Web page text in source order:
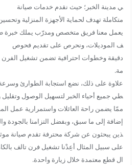
ي مدينة الخبر؛ حيث نقدم خدمات صيانة
متكاملة تهدف لحماية الأجهزة المنزلية
يعمل معنا فريق متخصص ومدرّب يملك خبرة
ف الموديلات، ونحرص على تقديم فحوص
دقيقة وخطوات احترافية تضمن تشغيل الفرن
مة.
علاوة على ذلك، نضع استجابة الطوارئ
طي جميع أحياء الخبر لتسهيل الوصول وتقليل
ممّا يضمن راحة العائلات واستمرارية عمل
إضافة إلى ما سبق، وبفضل التزامنا بالجودة
ذين يبحثون عن شركة محترفة تقدم صيانة
على سبيل المثال أعِدْنا تشغيل فرن تالف
ال قطع معتمدة خلال زيارة واحدة.